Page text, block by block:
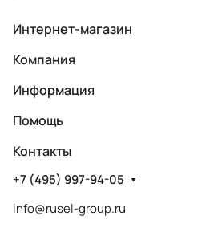
Интернет-магазин
Компания
Информация
Помощь
Контакты
+7 (495) 997-94-05
info@rusel-group.ru